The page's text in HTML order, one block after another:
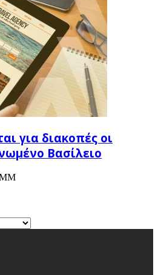
για διακοπές οι
Βασίλειο
ΜΜ